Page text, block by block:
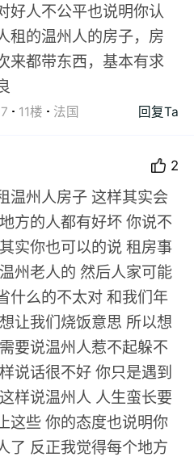
好人不公平也说明你认
租的温州人的房子，房
来都带东西，基本有求
11楼 法国 回复Ta
2
温州人房子 这样其实会
方的人都有好坏 你说不
实你也可以的说 租房事
州老人的 然后人家可能
什么的不太对 和我们年
让我们烧饭意思 所以想
要说温州人惹不起躲不
说话很不好 你只是遇到
样说温州人 人生蛮长要
这些 你的态度也说明你
了 反正我觉得每个地方